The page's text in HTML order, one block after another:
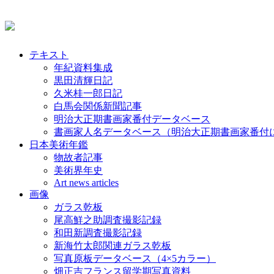
テキスト
年紀資料集成
黒田清輝日記
久米桂一郎日記
白馬会関係新聞記事
明治大正期書画家番付データベース
書画家人名データベース（明治大正期書画家番付
日本美術年鑑
物故者記事
美術界年史
Art news articles
画像
ガラス乾板
尾高鮮之助調査撮影記録
和田新調査撮影記録
新海竹太郎関連ガラス乾板
写真原板データベース（4×5カラー）
畑正吉フランス留学期写真資料